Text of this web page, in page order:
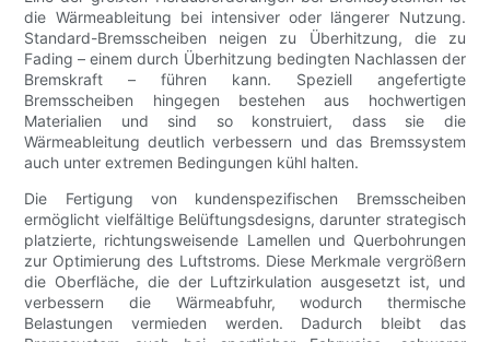
die Wärmeableitung bei intensiver oder längerer Nutzung.
Standard-Bremsscheiben neigen zu Überhitzung, die zu
Fading – einem durch Überhitzung bedingten Nachlassen der
Bremskraft – führen kann. Speziell angefertigte
Bremsscheiben hingegen bestehen aus hochwertigen
Materialien und sind so konstruiert, dass sie die
Wärmeableitung deutlich verbessern und das Bremssystem
auch unter extremen Bedingungen kühl halten.
Die Fertigung von kundenspezifischen Bremsscheiben
ermöglicht vielfältige Belüftungsdesigns, darunter strategisch
platzierte, richtungsweisende Lamellen und Querbohrungen
zur Optimierung des Luftstroms. Diese Merkmale vergrößern
die Oberfläche, die der Luftzirkulation ausgesetzt ist, und
verbessern die Wärmeabfuhr, wodurch thermische
Belastungen vermieden werden. Dadurch bleibt das